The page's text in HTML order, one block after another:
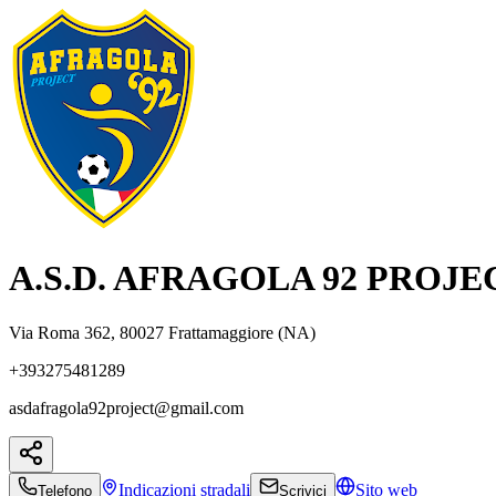
A.S.D. AFRAGOLA 92
Via Roma 362, 80027 Frattamaggiore (NA)
+393275481289
asdafragola92project@gmail.com
Telefono Indicazioni stradali Scrivici Sito web